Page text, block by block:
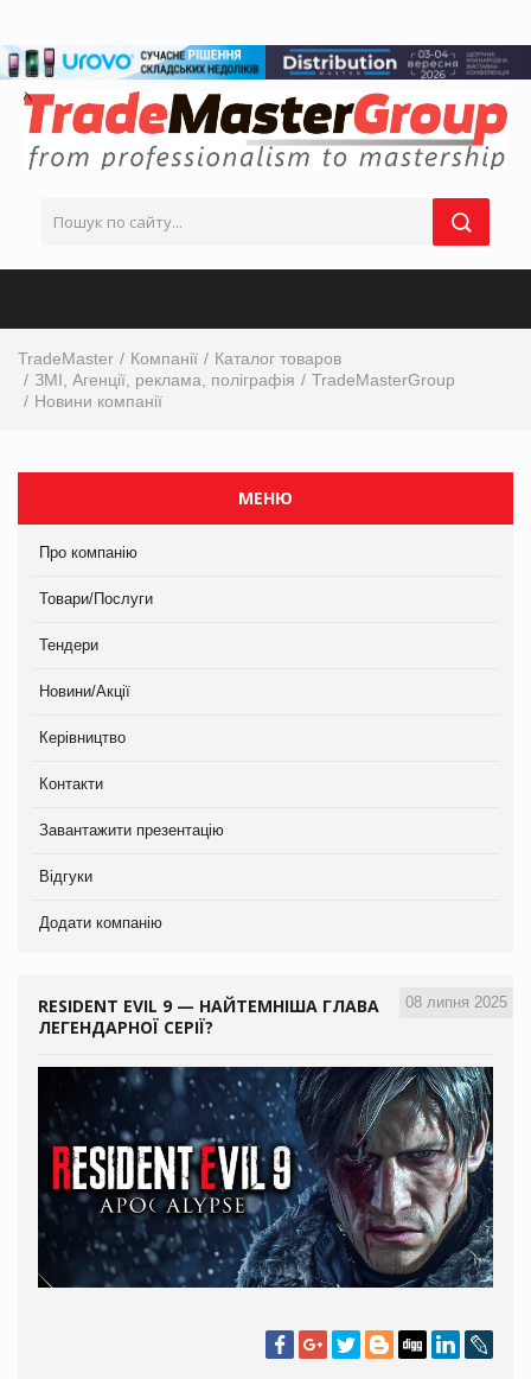
TradeMaster Компанії
Каталог товаров
ЗМІ, Агенції, реклама, поліграфія
TradeMasterGroup
Новини компанії
МЕНЮ
Про компанію
Товари/Послуги
Тендери
Новини/Акції
Керівництво
Контакти
Завантажити презентацію
Відгуки
Додати компанію
08 липня 2025
RESIDENT EVIL 9 — НАЙТЕМНІША ГЛАВА
ЛЕГЕНДАРНОЇ СЕРІЇ?